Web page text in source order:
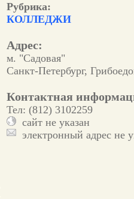
Рубрика:
КОЛЛЕДЖИ
Адрес:
м. "Садовая"
Санкт-Петербург,
Контактная
Тел: (812) 3102259
сайт не указан
электронный адрес не